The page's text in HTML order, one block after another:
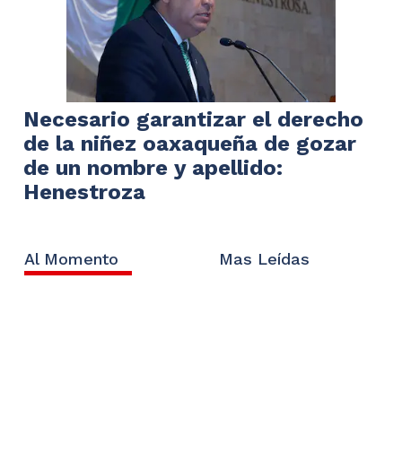
Necesario garantizar el derecho
de la niñez oaxaqueña de gozar
de un nombre y apellido:
Henestroza
Al Momento Mas Leídas